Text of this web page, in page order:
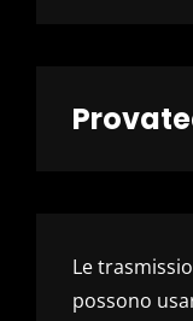
Le
possono